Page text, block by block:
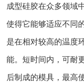
成型硅胶在众多领域
使得它能够适应不同
是在相对较高的温度
能。短时间内，可耐
后制成的模具，最高